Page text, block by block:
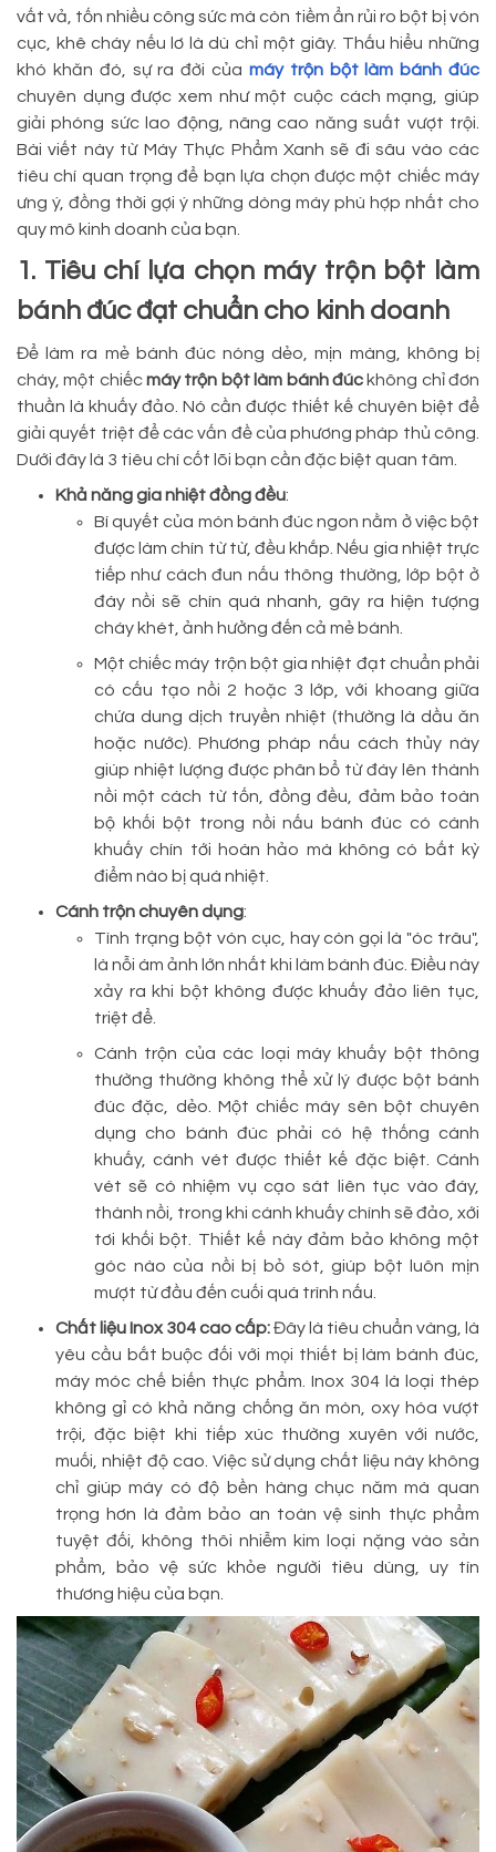
vất vả, tốn nhiều công sức mà còn tiềm ẩn rủi ro bột bị vón
cục, khê cháy nếu lơ là dù chỉ một giây. Thấu hiểu những
khó khăn đó, sự ra đời của máy trộn bột làm bánh đúc
chuyên dụng được xem như một cuộc cách mạng, giúp
giải phóng sức lao động, nâng cao năng suất vượt trội.
Bài viết này từ Máy Thực Phẩm Xanh sẽ đi sâu vào các
tiêu chí quan trọng để bạn lựa chọn được một chiếc máy
ưng ý, đồng thời gợi ý những dòng máy phù hợp nhất cho
quy mô kinh doanh của bạn.
1. Tiêu chí lựa chọn máy trộn bột làm
bánh đúc đạt chuẩn cho kinh doanh
Để làm ra mẻ bánh đúc nóng dẻo, mịn màng, không bị
cháy, một chiếcmáy trộn bột làm bánh đúckhông chỉ đơn
thuần là khuấy đảo. Nó cần được thiết kế chuyên biệt để
giải quyết triệt để các vấn đề của phương pháp thủ công.
Dưới đây là 3 tiêu chí cốt lõi bạn cần đặc biệt quan tâm.
Khả năng gia nhiệt đồng đều:
Bí quyết của món bánh đúc ngon nằm ở việc bột
được làm chín từ từ, đều khắp. Nếu gia nhiệt trực
tiếp như cách đun nấu thông thường, lớp bột ở
đáy nồi sẽ chín quá nhanh, gây ra hiện tượng
cháy khét, ảnh hưởng đến cả mẻ bánh.
Một chiếc máy trộn bột gia nhiệt đạt chuẩn phải
có cấu tạo nồi 2 hoặc 3 lớp, với khoang giữa
chứa dung dịch truyền nhiệt (thường là dầu ăn
hoặc nước). Phương pháp nấu cách thủy này
giúp nhiệt lượng được phân bổ từ đáy lên thành
nồi một cách từ tốn, đồng đều, đảm bảo toàn
bộ khối bột trong nồi nấu bánh đúc có cánh
khuấy chín tới hoàn hảo mà không có bất kỳ
điểm nào bị quá nhiệt.
Cánh trộn chuyên dụng:
Tình trạng bột vón cục, hay còn gọi là "óc trâu",
là nỗi ám ảnh lớn nhất khi làm bánh đúc. Điều này
xảy ra khi bột không được khuấy đảo liên tục,
triệt để.
Cánh trộn của các loại máy khuấy bột thông
thường thường không thể xử lý được bột bánh
đúc đặc, dẻo. Một chiếc máy sên bột chuyên
dụng cho bánh đúc phải có hệ thống cánh
khuấy, cánh vét được thiết kế đặc biệt. Cánh
vét sẽ có nhiệm vụ cạo sát liên tục vào đáy,
thành nồi, trong khi cánh khuấy chính sẽ đảo, xới
tơi khối bột. Thiết kế này đảm bảo không một
góc nào của nồi bị bỏ sót, giúp bột luôn mịn
mượt từ đầu đến cuối quá trình nấu.
Chất liệu Inox 304 cao cấp:Đây là tiêu chuẩn vàng, là
yêu cầu bắt buộc đối với mọi thiết bị làm bánh đúc,
máy móc chế biến thực phẩm. Inox 304 là loại thép
không gỉ có khả năng chống ăn mòn, oxy hóa vượt
trội, đặc biệt khi tiếp xúc thường xuyên với nước,
muối, nhiệt độ cao. Việc sử dụng chất liệu này không
chỉ giúp máy có độ bền hàng chục năm mà quan
trọng hơn là đảm bảo an toàn vệ sinh thực phẩm
tuyệt đối, không thôi nhiễm kim loại nặng vào sản
phẩm, bảo vệ sức khỏe người tiêu dùng, uy tín
thương hiệu của bạn.